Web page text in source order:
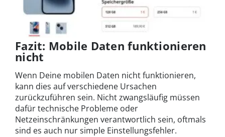
Fazit: Mobile Daten funktionieren
nicht
Wenn Deine mobilen Daten nicht funktionieren,
kann dies auf verschiedene Ursachen
zurückzuführen sein. Nicht zwangsläufig müssen
dafür technische Probleme oder
Netzeinschränkungen verantwortlich sein, oftmals
sind es auch nur simple Einstellungsfehler.